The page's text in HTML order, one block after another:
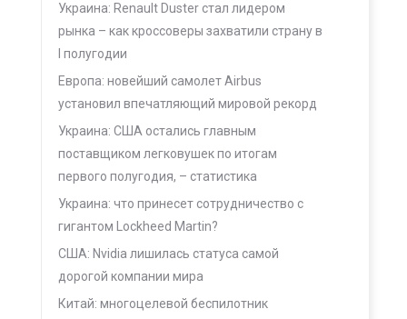
Украина: Renault Duster стал лидером
рынка – как кроссоверы захватили страну в
I полугодии
Европа: новейший самолет Airbus
установил впечатляющий мировой рекорд
Украина: США остались главным
поставщиком легковушек по итогам
первого полугодия, – статистика
Украина: что принесет сотрудничество с
гигантом Lockheed Martin?
США: Nvidia лишилась статуса самой
дорогой компании мира
Китай: многоцелевой беспилотник